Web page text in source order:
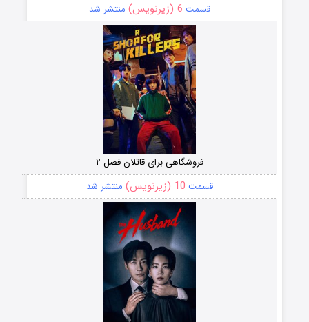
قسمت 6 (زیرنویس) منتشر شد
فروشگاهی برای قاتلان فصل ۲
قسمت 10 (زیرنویس) منتشر شد